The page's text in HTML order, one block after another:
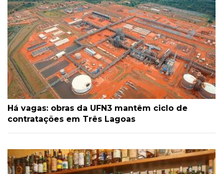
Há vagas: obras da UFN3 mantêm ciclo de
contratações em Três Lagoas